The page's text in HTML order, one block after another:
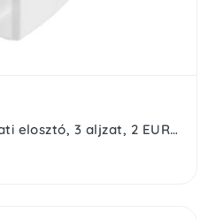
Home NV 131/WH hálózati elosztó, 3 aljzat, 2 EURO aljzat, 1 védőérintkezős aljzat (max. 3680W), fehér